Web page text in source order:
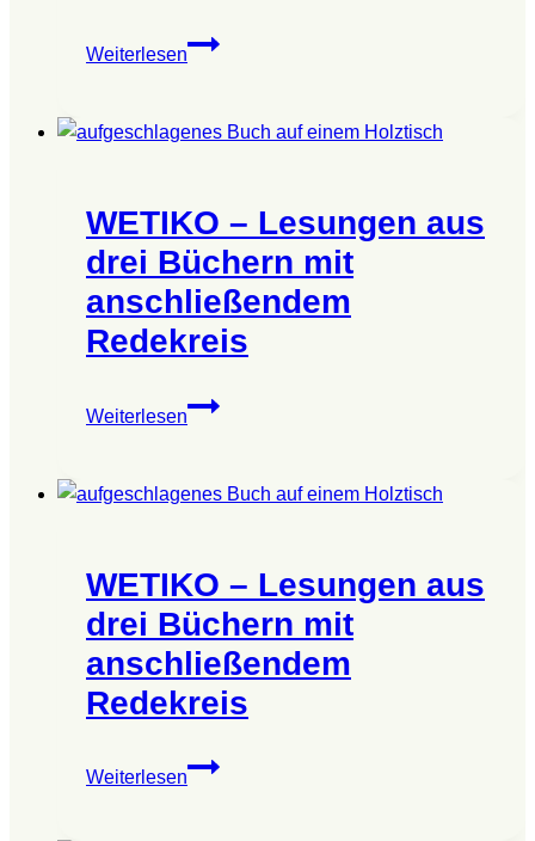
Weiterlesen
WETIKO
aus
mit
anschließendem
Redekreis
WETIKO – Lesungen aus
drei Büchern mit
anschließendem
Redekreis
Weiterlesen
WETIKO
aus
mit
anschließendem
Redekreis
WETIKO – Lesungen aus
drei Büchern mit
anschließendem
Redekreis
Weiterlesen
WETIKO